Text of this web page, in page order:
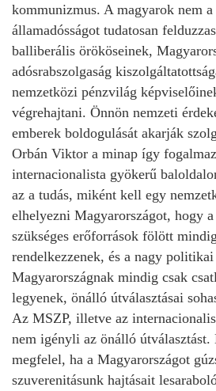
kommunizmus. A magyarok nem a
államadósságot tudatosan
balliberális örököseinek,
adósrabszolgaság
nemzetközi pénzvilág
végrehajtani. Önnön nemzeti
emberek boldogulását akarják
Orbán Viktor a minap így
internacionalista gyökerű
az a tudás, miként kell egy
elhelyezni Magyarországot, hogy
szükséges erőforrások fölött
rendelkezzenek, és a nagy politikai
Magyarországnak mindig csak
legyenek, önálló útválasztásai
Az MSZP, illetve az
nem igényli az önálló útválasztást.
megfelel, ha a Magyarországot
szuverenitásunk hajtásait